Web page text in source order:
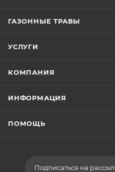
ГАЗОННЫЕ ТРАВЫ
УСЛУГИ
КОМПАНИЯ
ИНФОРМАЦИЯ
ПОМОЩЬ
Подписаться на